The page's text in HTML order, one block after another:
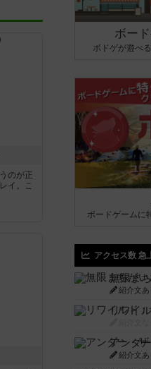
のが正
イ。こ
ボー
ボドゲが遊べ
ボードゲームに
アクセス数 急
無限ま
紹介文あ
紹介文あ